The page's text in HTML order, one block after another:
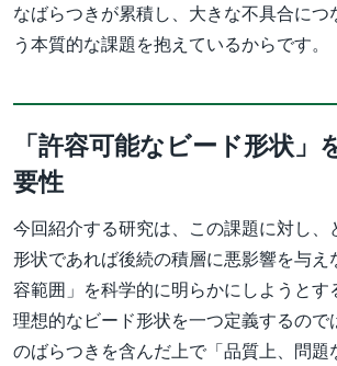
なばらつきが累積し、大きな不具合につ
う本質的な課題を抱えているからです。
「許容可能なビード形状」
要性
今回紹介する研究は、この課題に対し、
形状であれば後続の積層に悪影響を与え
容範囲」を科学的に明らかにしようとす
理想的なビード形状を一つ定義するので
のばらつきを含んだ上で「品質上、問題